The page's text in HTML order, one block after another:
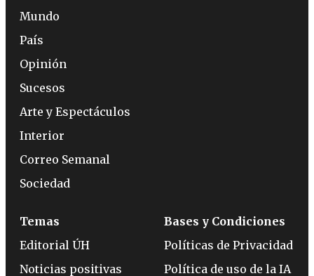
Mundo
País
Opinión
Sucesos
Arte y Espectáculos
Interior
Correo Semanal
Sociedad
Temas
Editorial ÚH
Noticias positivas
Bases y Condiciones
Políticas de Privacidad
Política de uso de la IA